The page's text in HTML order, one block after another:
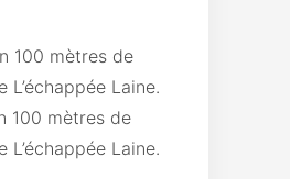
100 mètres de
L’échappée Laine.
100 mètres de
L’échappée Laine.